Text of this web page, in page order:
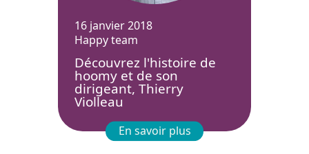
16 janvier 2018
Happy team
Découvrez l'histoire de
hoomy et de son
dirigeant, Thierry
Violleau
En savoir plus